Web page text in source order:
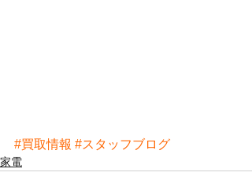
#買取情報 #スタッフブログ
家電